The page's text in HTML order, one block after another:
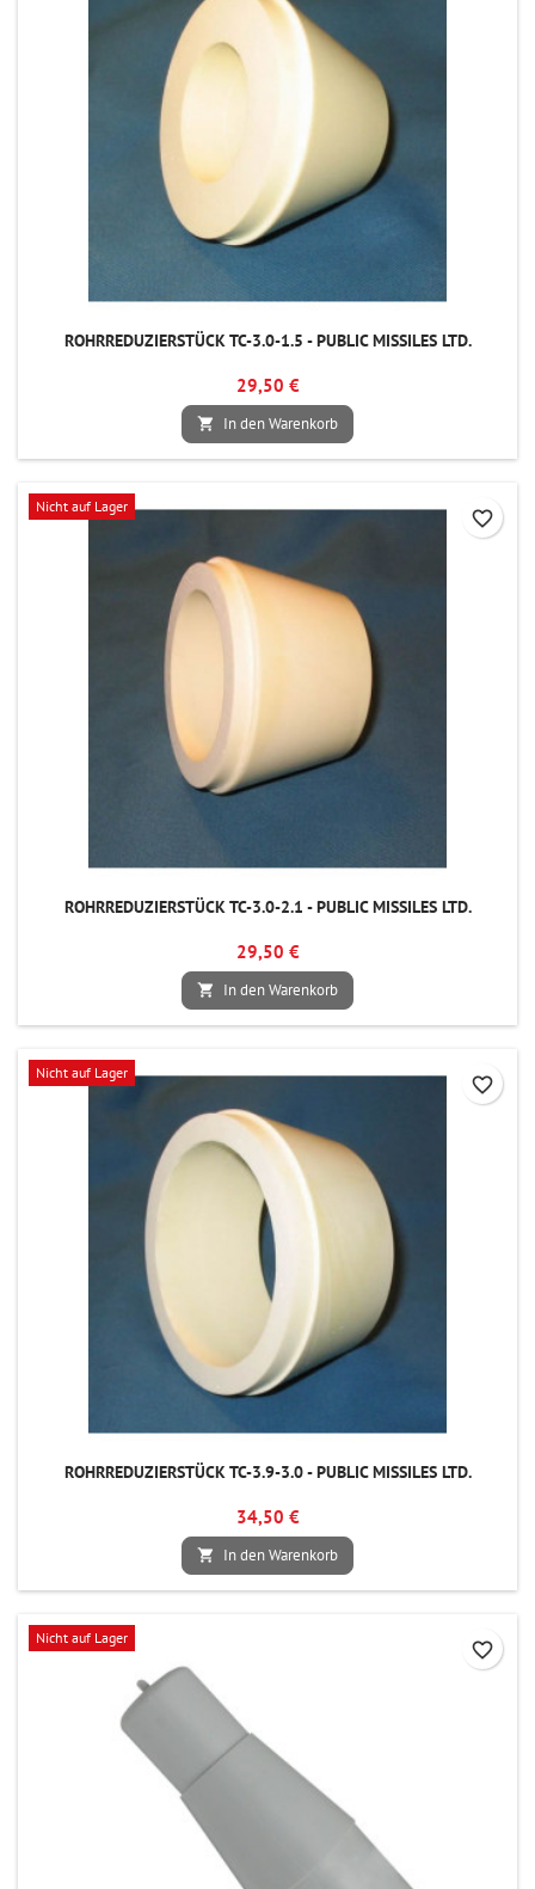
ROHRREDUZIERSTÜCK TC-3.0-1.5 - PUBLIC MISSILES LTD.
29,50 €
 In den Warenkorb
Nicht auf Lager
ROHRREDUZIERSTÜCK TC-3.0-2.1 - PUBLIC MISSILES LTD.
29,50 €
 In den Warenkorb
favorite_border
Nicht auf Lager
ROHRREDUZIERSTÜCK TC-3.9-3.0 - PUBLIC MISSILES LTD.
34,50 €
 In den Warenkorb
favorite_border
Nicht auf Lager
favorite_border